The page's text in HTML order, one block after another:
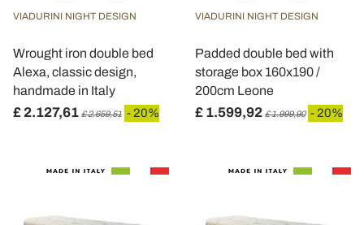
VIADURINI NIGHT DESIGN
Wrought iron double bed
Alexa, classic design,
handmade in Italy
£ 2.127,61 £ 2.659,51 - 20%
VIADURINI NIGHT DESIGN
Padded double bed with
storage box 160x190 /
200cm Leone
£ 1.599,92 £ 1.999,90 - 20%